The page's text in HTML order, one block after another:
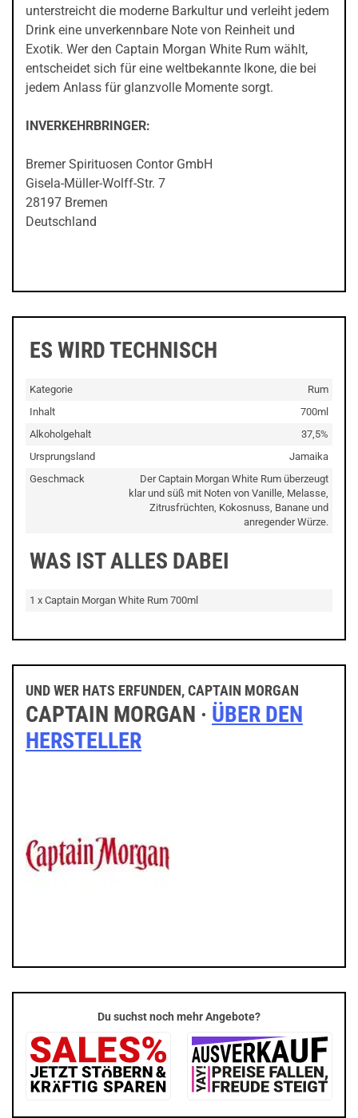
unterstreicht die moderne Barkultur und verleiht jedem
Drink eine unverkennbare Note von Reinheit und
Exotik. Wer den Captain Morgan White Rum wählt,
entscheidet sich für eine weltbekannte Ikone, die bei
jedem Anlass für glanzvolle Momente sorgt.
INVERKEHRBRINGER:
Bremer Spirituosen Contor GmbH
Gisela-Müller-Wolff-Str. 7
28197 Bremen
Deutschland
ES WIRD TECHNISCH
Kategorie
Rum
Inhalt
700ml
Alkoholgehalt
37,5%
Ursprungsland
Jamaika
Geschmack
Der Captain Morgan White Rum überzeugt
klar und süß mit Noten von Vanille, Melasse,
Zitrusfrüchten, Kokosnuss, Banane und
anregender Würze.
WAS IST ALLES DABEI
1 x Captain Morgan White Rum 700ml
UND WER HATS ERFUNDEN, CAPTAIN MORGAN
CAPTAIN MORGAN · ÜBER DEN
HERSTELLER
Du suchst noch mehr Angebote?